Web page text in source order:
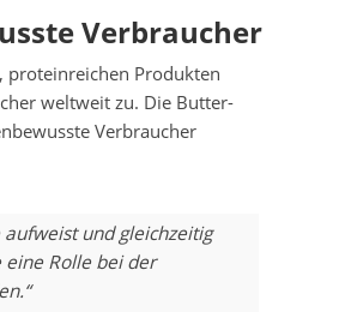
Verbraucher
proteinreichen Produkten
weltweit zu. Die Butter-
Verbraucher
aufweist und gleichzeitig
Rolle bei der